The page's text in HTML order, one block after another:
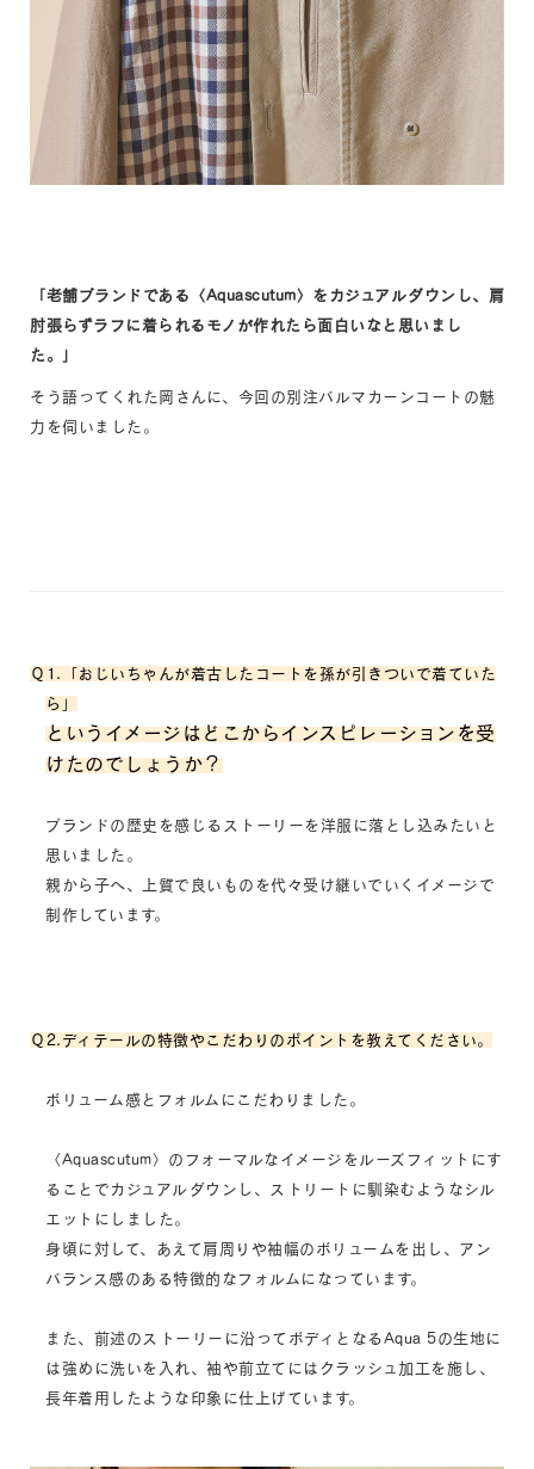
「老舗ブランドである〈Aquascutum〉をカジュアルダウンし、肩
肘張らずラフに着られるモノが作れたら面白いなと思いまし
た。」
そう語ってくれた岡さんに、今回の別注バルマカーンコートの魅
力を伺いました。
Ｑ1.「おじいちゃんが着古したコートを孫が引きついで着ていた
ら」
というイメージはどこからインスピレーションを受
けたのでしょうか？
ブランドの歴史を感じるストーリーを洋服に落とし込みたいと
思いました。
親から子へ、上質で良いものを代々受け継いでいくイメージで
制作しています。
Ｑ2.ディテールの特徴やこだわりのポイントを教えてください。
ボリューム感とフォルムにこだわりました。
〈Aquascutum〉のフォーマルなイメージをルーズフィットにす
ることでカジュアルダウンし、ストリートに馴染むようなシル
エットにしました。
身頃に対して、あえて肩周りや袖幅のボリュームを出し、アン
バランス感のある特徴的なフォルムになっています。
また、前述のストーリーに沿ってボディとなるAqua 5の生地に
は強めに洗いを入れ、袖や前立てにはクラッシュ加工を施し、
長年着用したような印象に仕上げています。